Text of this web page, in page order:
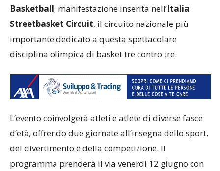
Basketball, manifestazione inserita nell’Italia
Streetbasket Circuit, il circuito nazionale più
importante dedicato a questa spettacolare
disciplina olimpica di basket tre contro tre.
L’evento coinvolgerà atleti e atlete di diverse fasce
d’età, offrendo due giornate all’insegna dello sport,
del divertimento e della competizione. Il
programma prenderà il via venerdì 12 giugno con